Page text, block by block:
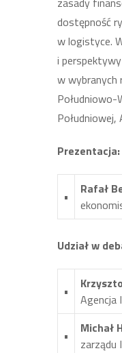
dostępność
w logistyce.
i
w wybranych
Południowo-
Południowej,
Prezentacja:
• Rafał
Udział w
•
Agencja
• Michał
zarządu